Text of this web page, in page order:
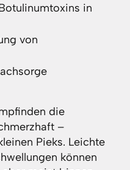
in
von
die
–
Pieks. Leichte
können